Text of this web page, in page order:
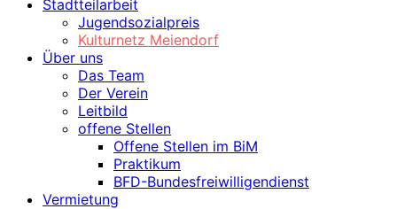
Stadtteilarbeit
Jugendsozialpreis
Kulturnetz Meiendorf
Über uns
Das Team
Der Verein
Leitbild
offene Stellen
Offene Stellen im BiM
Praktikum
BFD-Bundesfreiwilligendienst
Vermietung